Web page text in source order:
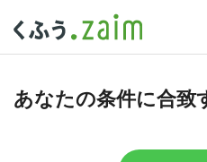
あなたの条件に合致